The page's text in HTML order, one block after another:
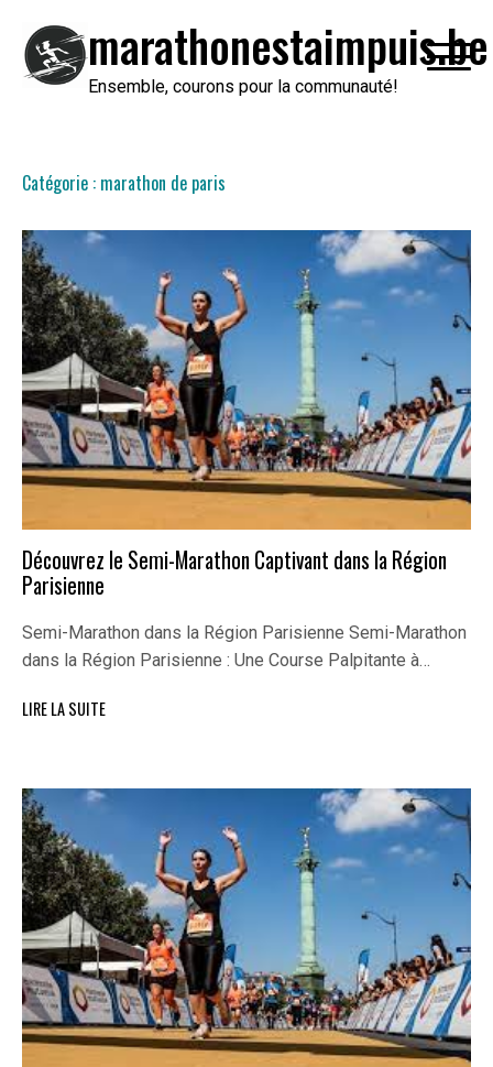
contenu
marathonestaimpuis.be
Ensemble, courons pour la communauté!
Catégorie : marathon de paris
Découvrez le Semi-Marathon Captivant dans la Région
Parisienne
Semi-Marathon dans la Région Parisienne Semi-Marathon
dans la Région Parisienne : Une Course Palpitante à…
LIRE LA SUITE